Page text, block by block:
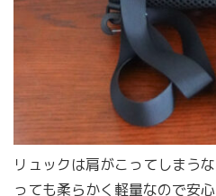
リュックは肩がこってしまう
っても柔らかく軽量なので安